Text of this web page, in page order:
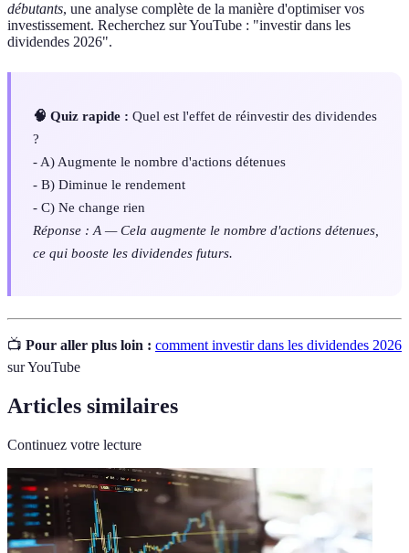
débutants, une analyse complète de la manière d'optimiser vos
investissement. Recherchez sur YouTube : "investir dans les
dividendes 2026".
🧠 Quiz rapide : Quel est l'effet de réinvestir des dividendes
?
- A) Augmente le nombre d'actions détenues
- B) Diminue le rendement
- C) Ne change rien
Réponse : A — Cela augmente le nombre d'actions détenues,
ce qui booste les dividendes futurs.
📺 Pour aller plus loin : comment investir dans les dividendes 2026
sur YouTube
Articles similaires
Continuez votre lecture